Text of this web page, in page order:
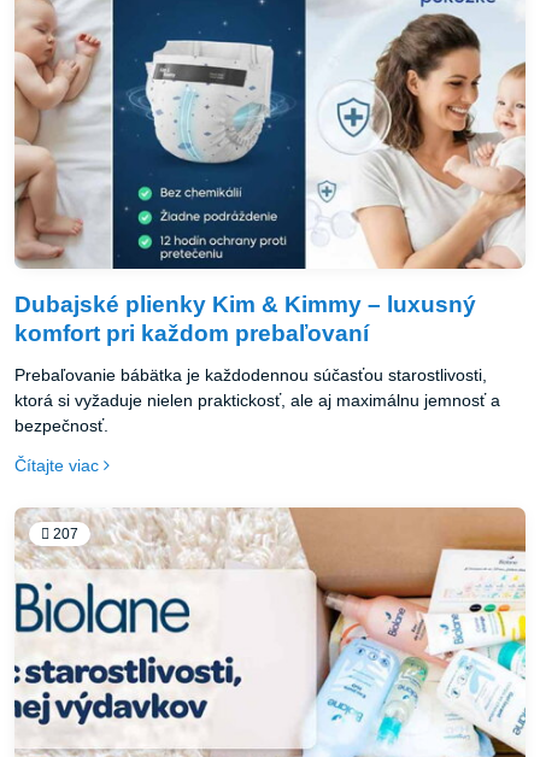
Dubajské plienky Kim & Kimmy – luxusný
komfort pri každom prebaľovaní
Prebaľovanie bábätka je každodennou súčasťou starostlivosti,
ktorá si vyžaduje nielen praktickosť, ale aj maximálnu jemnosť a
bezpečnosť.
Čítajte viac
207